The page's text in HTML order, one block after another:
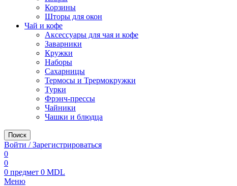
Корзины
Шторы для окон
Чай и кофе
Аксессуары для чая и кофе
Заварники
Кружки
Наборы
Сахарницы
Термосы и Трермокружки
Турки
Фрэнч-прессы
Чайники
Чашки и блюдца
Поиск
Войти / Зарегистрироваться
0
0
0 предмет 0 MDL
Меню